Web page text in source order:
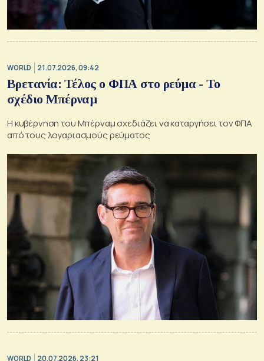
WORLD 21.07.2026, 09:42
Βρετανία: Τέλος ο ΦΠΑ στο ρεύμα - Το
σχέδιο Μπέρναμ
Η κυβέρνηση του Μπέρναμ σχεδιάζει να καταργήσει τον ΦΠΑ
από τους λογαριασμούς ρεύματος
WORLD 20.07.2026, 23:21